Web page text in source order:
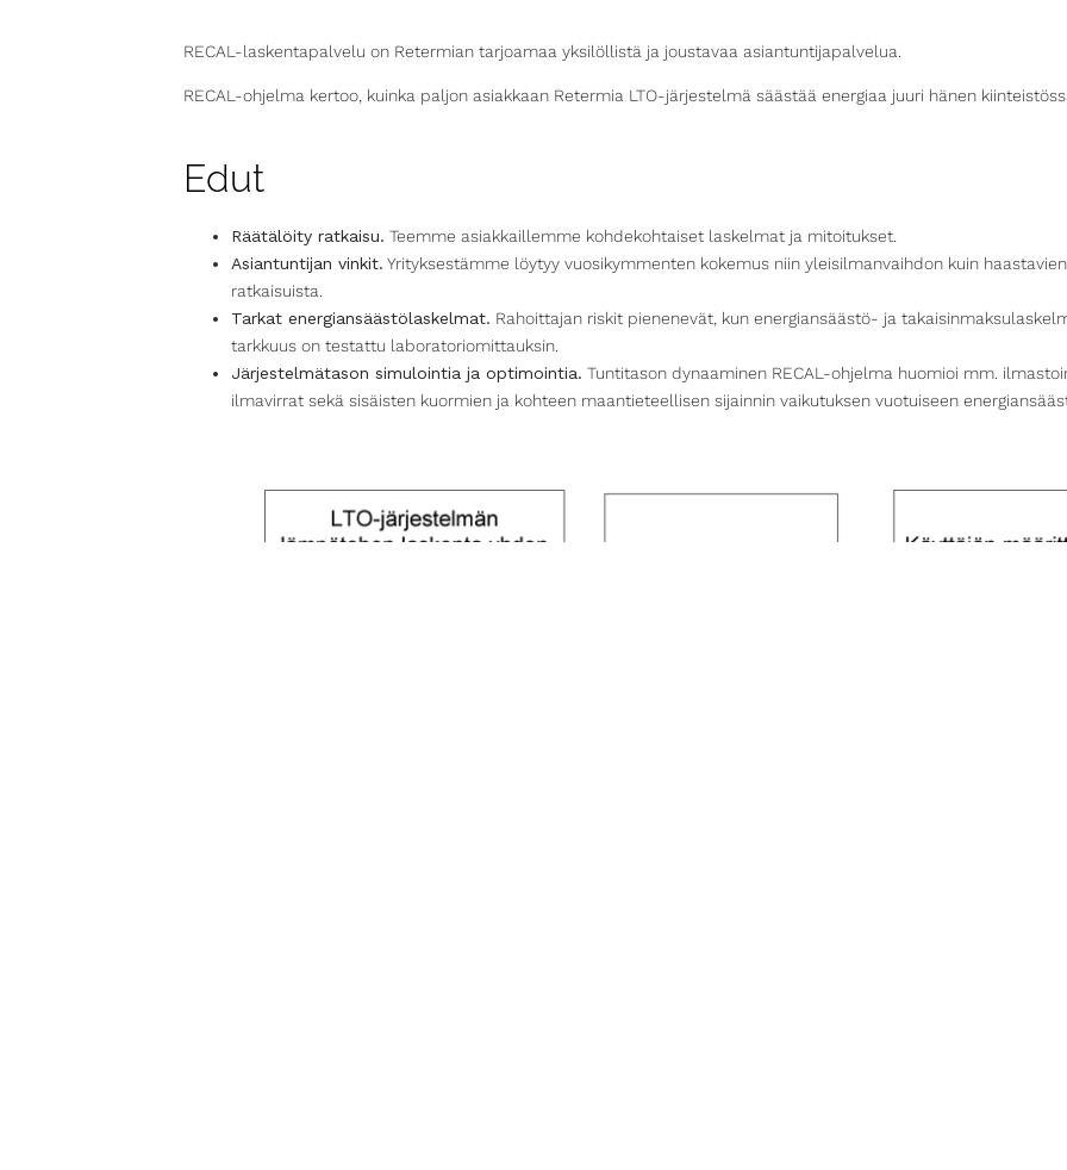
RECAL-laskentapalvelu on Retermian tarjoamaa yksilöllistä ja joustavaa asiantuntijapalvelua.
RECAL-ohjelma kertoo, kuinka paljon asiakkaan Retermia LTO-järjestelmä säästää energiaa juuri hänen
Edut
Räätälöity ratkaisu. Teemme asiakkaillemme kohdekohtaiset laskelmat ja mitoitukset.
Asiantuntijan vinkit. Yrityksestämme löytyy vuosikymmenten kokemus niin yleisilmanvaihdon kuin
ratkaisuista.
Tarkat energiansäästölaskelmat. Rahoittajan riskit pienenevät, kun energiansäästö- ja
tarkkuus on testattu laboratoriomittauksin.
Järjestelmätason simulointia ja optimointia. Tuntitason dynaaminen RECAL-ohjelma huomioi mm.
ilmavirrat sekä sisäisten kuormien ja kohteen maantieteellisen sijainnin vaikutuksen vuotuiseen